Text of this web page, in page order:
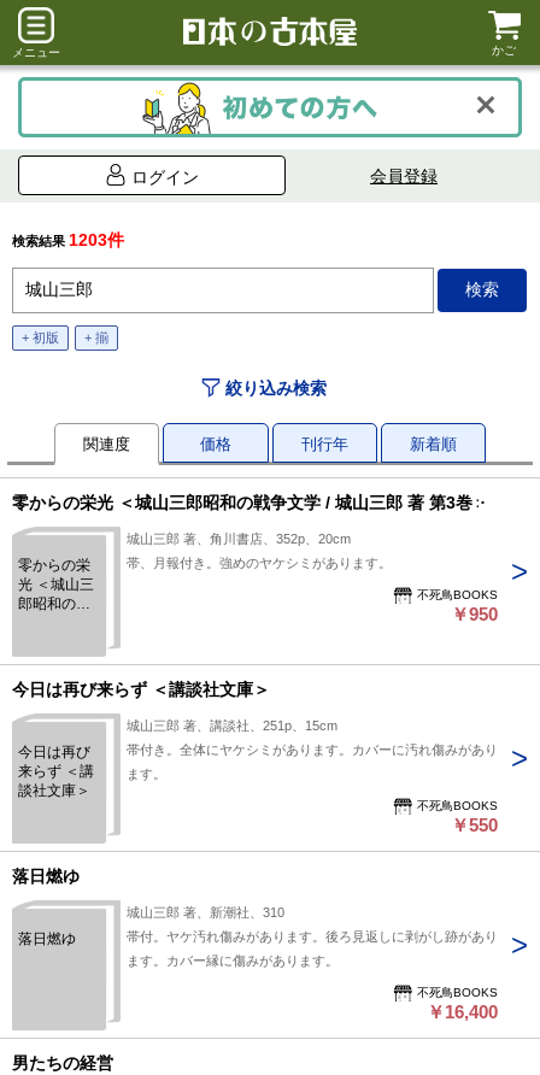
メニュー かご
ログイン 会員登録
検索結果 1203件
+ 初版 + 揃
絞り込み検索
関連度 価格 刊行年 新着順
零からの栄光 ＜城山三郎昭和の戦争文学 / 城山三郎 著 第3巻＞
零からの栄
光 ＜城山三
郎昭和の戦
巻＞
城山三郎 著、角川書店、352p、20cm
帯、月報付き。強めのヤケシミがあります。
不死鳥BOOKS
￥950
今日は再び来らず ＜講談社文庫＞
今日は再び
来らず ＜講
談社文庫＞
城山三郎 著、講談社、251p、15cm
帯付き。全体にヤケシミがあります。カバーに汚れ傷みがあり
ます。
不死鳥BOOKS
￥550
落日燃ゆ
落日燃ゆ
城山三郎 著、新潮社、310
帯付。ヤケ汚れ傷みがあります。後ろ見返しに剥がし跡があり
ます。カバー縁に傷みがあります。
不死鳥BOOKS
￥16,400
男たちの経営